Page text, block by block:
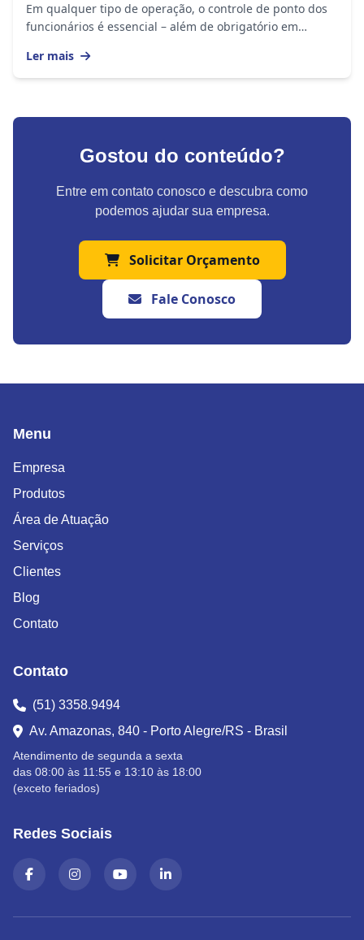
Em qualquer tipo de operação, o controle de ponto dos
funcionários é essencial – além de obrigatório em
Ler mais
Gostou do conteúdo?
Entre em contato conosco e descubra como
podemos ajudar sua empresa.
Solicitar Orçamento
Fale Conosco
Menu
Empresa
Produtos
Área de Atuação
Serviços
Clientes
Blog
Contato
Contato
(51) 3358.9494
Av. Amazonas, 840 - Porto Alegre/RS - Brasil
Atendimento de segunda a sexta
das 08:00 às 11:55 e 13:10 às 18:00
(exceto feriados)
Redes Sociais